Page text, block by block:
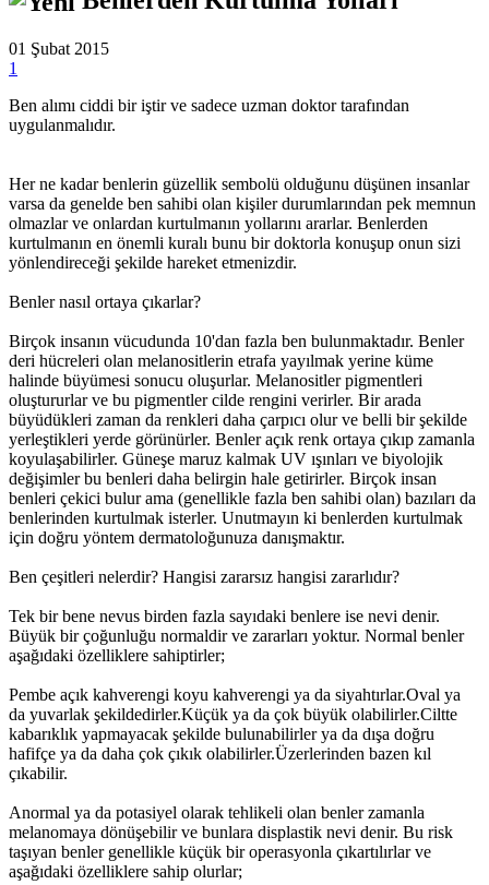
01 Şubat 2015
1
Ben alımı ciddi bir iştir ve sadece uzman doktor tarafından
uygulanmalıdır.
Her ne kadar benlerin güzellik sembolü olduğunu düşünen insanlar
varsa da genelde ben sahibi olan kişiler durumlarından pek memnun
olmazlar ve onlardan kurtulmanın yollarını ararlar. Benlerden
kurtulmanın en önemli kuralı bunu bir doktorla konuşup onun sizi
yönlendireceği şekilde hareket etmenizdir.
Benler nasıl ortaya çıkarlar?
Birçok insanın vücudunda 10'dan fazla ben bulunmaktadır. Benler
deri hücreleri olan melanositlerin etrafa yayılmak yerine küme
halinde büyümesi sonucu oluşurlar. Melanositler pigmentleri
oluştururlar ve bu pigmentler cilde rengini verirler. Bir arada
büyüdükleri zaman da renkleri daha çarpıcı olur ve belli bir şekilde
yerleştikleri yerde görünürler. Benler açık renk ortaya çıkıp zamanla
koyulaşabilirler. Güneşe maruz kalmak UV ışınları ve biyolojik
değişimler bu benleri daha belirgin hale getirirler. Birçok insan
benleri çekici bulur ama (genellikle fazla ben sahibi olan) bazıları da
benlerinden kurtulmak isterler. Unutmayın ki benlerden kurtulmak
için doğru yöntem dermatoloğunuza danışmaktır.
Ben çeşitleri nelerdir? Hangisi zararsız hangisi zararlıdır?
Tek bir bene nevus birden fazla sayıdaki benlere ise nevi denir.
Büyük bir çoğunluğu normaldir ve zararları yoktur. Normal benler
aşağıdaki özelliklere sahiptirler;
Pembe açık kahverengi koyu kahverengi ya da siyahtırlar.Oval ya
da yuvarlak şekildedirler.Küçük ya da çok büyük olabilirler.Ciltte
kabarıklık yapmayacak şekilde bulunabilirler ya da dışa doğru
hafifçe ya da daha çok çıkık olabilirler.Üzerlerinden bazen kıl
çıkabilir.
Anormal ya da potasiyel olarak tehlikeli olan benler zamanla
melanomaya dönüşebilir ve bunlara displastik nevi denir. Bu risk
taşıyan benler genellikle küçük bir operasyonla çıkartılırlar ve
aşağıdaki özelliklere sahip olurlar;